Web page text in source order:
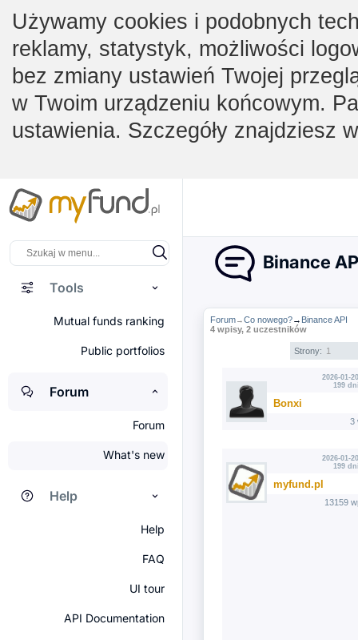
Używamy cookies i podobnych
reklamy, statystyk, możliwości
bez zmiany ustawień Twojej
w Twoim urządzeniu końcowym.
ustawienia. Szczegóły znajdziesz
Tools
Mutual funds ranking
Public portfolios
Forum
Forum
What's new
Help
Help
FAQ
UI tour
API Documentation
Binance
Forum→Co nowego?→ Binance API
4 wpisy, 2 uczestników
Strony: 1
2026-01-
199
Bonxi
3
2026-01-
199
myfund.pl
13159